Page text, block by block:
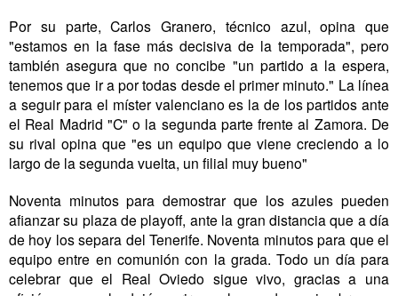
Por su parte, Carlos Granero, técnico azul, opina que
"estamos en la fase más decisiva de la temporada", pero
también asegura que no concibe "un partido a la espera,
tenemos que ir a por todas desde el primer minuto." La línea
a seguir para el míster valenciano es la de los partidos ante
el Real Madrid "C" o la segunda parte frente al Zamora. De
su rival opina que "es un equipo que viene creciendo a lo
largo de la segunda vuelta, un filial muy bueno"
Noventa minutos para demostrar que los azules pueden
afianzar su plaza de playoff, ante la gran distancia que a día
de hoy los separa del Tenerife. Noventa minutos para que el
equipo entre en comunión con la grada. Todo un día para
celebrar que el Real Oviedo sigue vivo, gracias a una